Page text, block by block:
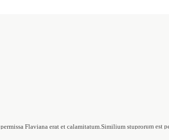
stuprorum est permissa minus permissa